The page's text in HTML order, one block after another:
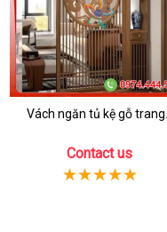
Vách ngăn tủ kệ gỗ trang...
Contact us